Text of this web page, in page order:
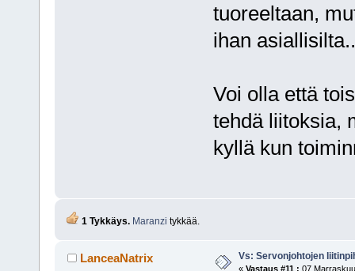
tuoreeltaan,
ihan
Voi olla että
tehdä liitoksia,
kyllä kun
1 Tykkäys. Maranzi tykkää.
LanceaNatrix Vs: Servonjohtojen
« Vastaus #11 : 07